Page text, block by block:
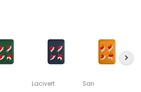
Lacivert Sarı